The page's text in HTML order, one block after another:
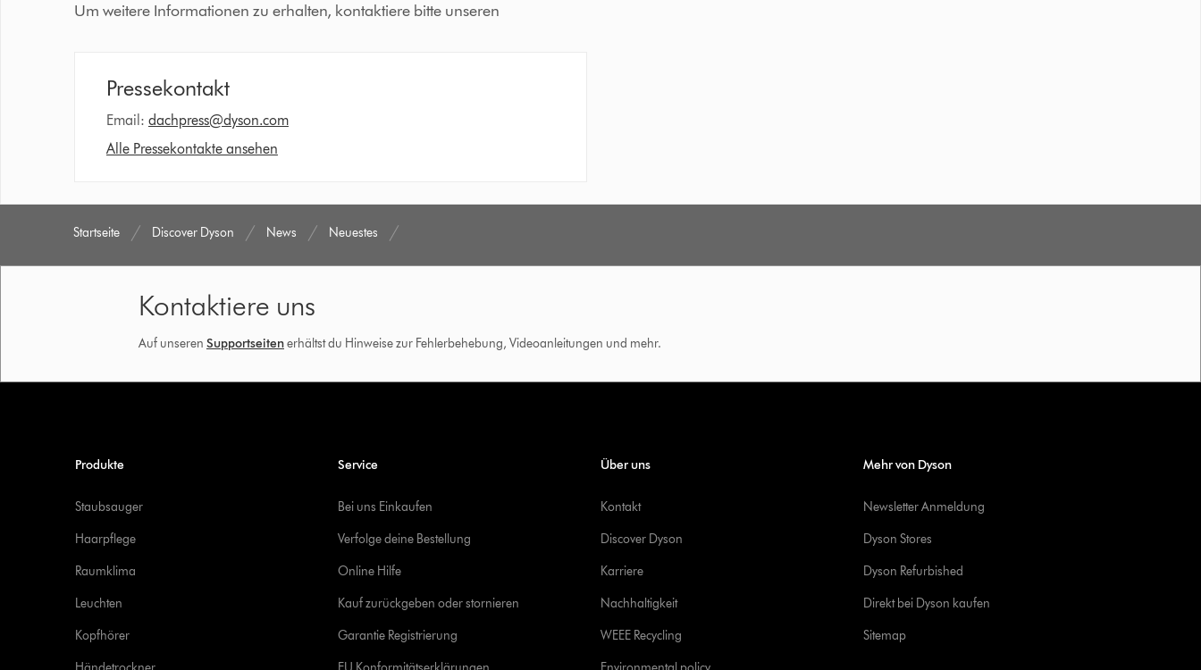
Um weitere Informationen zu erhalten, kontaktiere bitte unseren
Pressekontakt
Email: dachpress@dyson.com
Alle Pressekontakte ansehen
Startseite Discover Dyson News Neuestes
Kontaktiere uns
Auf unseren Supportseitenerhältst du Hinweise zur Fehlerbehebung, Videoanleitungen und mehr.
Produkte
Staubsauger
Haarpflege
Raumklima
Leuchten
Kopfhörer
Service
Bei uns Einkaufen
Verfolge deine Bestellung
Online Hilfe
Kauf zurückgeben oder stornieren
Garantie Registrierung
Über uns
Kontakt
Discover Dyson
Karriere
Nachhaltigkeit
WEEE Recycling
Mehr von Dyson
Newsletter Anmeldung
Dyson Stores
Dyson Refurbished
Direkt bei Dyson kaufen
Sitemap